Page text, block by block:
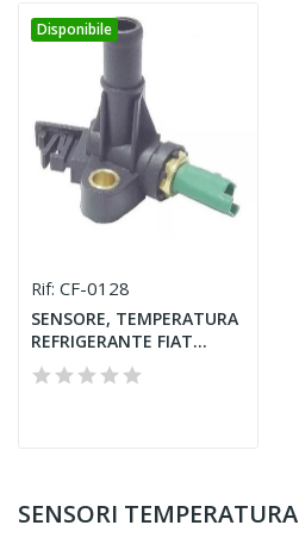
SENSORI TEMPERATURA
Disponibile
Rif: CF-0128
SENSORE, TEMPERATURA
REFRIGERANTE FIAT
SEICENTO...